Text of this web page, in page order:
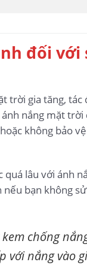
đối với
trời gia tăng, tác
nắng mặt trời
không bảo
lâu với ánh
nếu bạn không
chống
với nắng vào